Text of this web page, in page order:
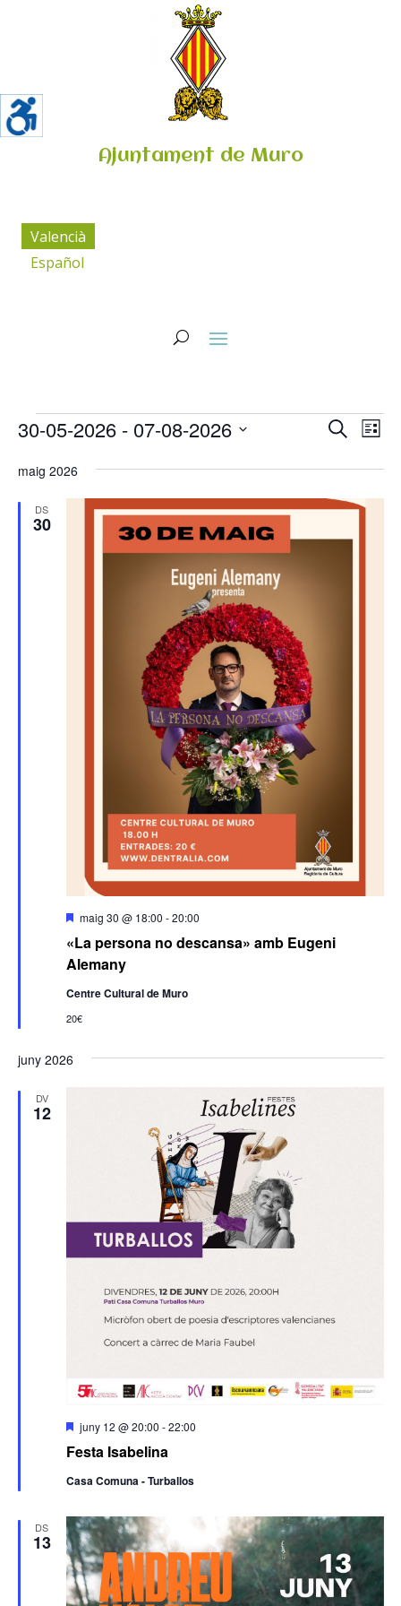
Ajuntament de Muro
Valencià
Español
Esdeveniments
i
cerca
Cerca
de
Llista
30-05-2026 - 07-08-2026
una
data.
maig 2026
DS
30
«La persona no descansa» amb Eugeni
Alemany
Destacats
maig 30 @ 18:00 -20:00
Centre Cultural de Muro
20€
juny 2026
DV
12
Festa Isabelina
Destacats
juny 12 @ 20:00 -22:00
Casa Comuna - Turballos
DS
13